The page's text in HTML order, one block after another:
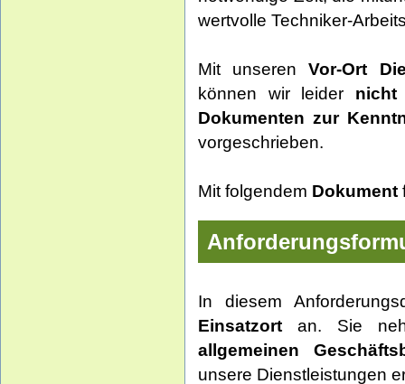
wertvolle Techniker-
Mit unserenVor-Ort
können wir leider nicht
Dokumenten zur
vorgeschrieben.
Mit folgendem Dokument
In diesem
Einsatzort an. Sie
allgemeinen
unsere Dienstleistungen